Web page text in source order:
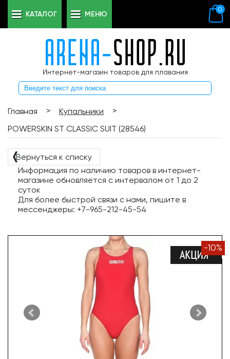
Интернет-магазин товаров для плавания
0
КАТАЛОГ МЕНЮ
Главная > Купальники
>
POWERSKIN ST CLASSIC SUIT (28546)
❬Вернуться к списку
Информация по наличию товаров в интернет-
магазине обновляется с интервалом от 1 до 2
суток
Для более быстрой связи с нами, пишите в
мессенджеры: +7-965-212-45-54
-10%